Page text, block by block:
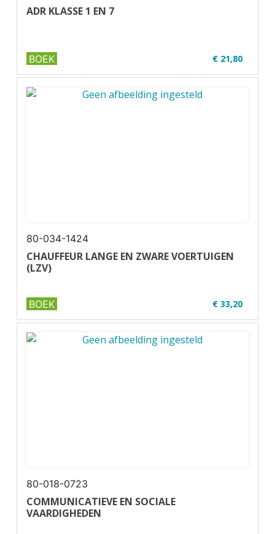
ADR KLASSE 1 EN 7
€ 21,80
✔ Uitgever: Verjo B.V.
✔ U01-2 ADR
BOEK
80-034-1424
CHAUFFEUR LANGE EN ZWARE VOERTUIGEN
(LZV)
€ 33,20
✔ W06-2
BOEK
80-018-0723
COMMUNICATIEVE EN SOCIALE
VAARDIGHEDEN